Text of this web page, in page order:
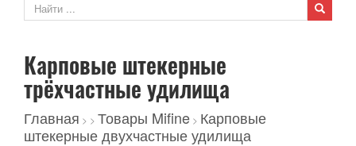
Карповые штекерные
трёхчастные удилища
Главная > > Товары Mifine > Карповые
штекерные двухчастные удилища